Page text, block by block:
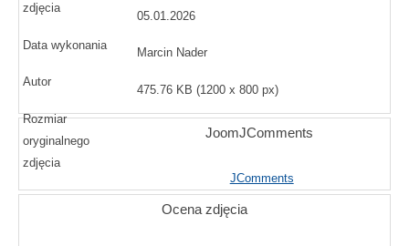
zdjęcia
Data wykonania
05.01.2026
Autor
Marcin Nader
Rozmiar
oryginalnego
zdjęcia
475.76 KB (1200 x 800 px)
JoomJComments
JComments
Ocena zdjęcia